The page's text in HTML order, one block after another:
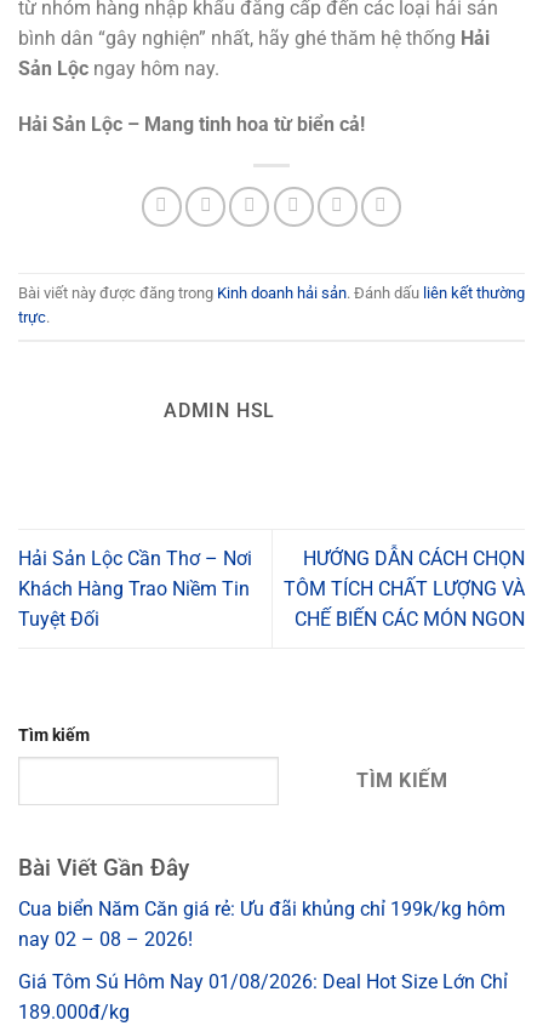
từ nhóm hàng nhập khẩu đẳng cấp đến các loại hải sản
bình dân “gây nghiện” nhất, hãy ghé thăm hệ thống Hải
Sản Lộc ngay hôm nay.
Hải Sản Lộc – Mang tinh hoa từ biển cả!
Bài viết này được đăng trong Kinh doanh hải sản. Đánh dấu liên kết thường
trực.
ADMIN HSL
Hải Sản Lộc Cần Thơ – Nơi
Khách Hàng Trao Niềm Tin
Tuyệt Đối
HƯỚNG DẪN CÁCH CHỌN
TÔM TÍCH CHẤT LƯỢNG VÀ
CHẾ BIẾN CÁC MÓN NGON
Tìm kiếm
TÌM KIẾM
Bài Viết Gần Đây
Cua biển Năm Căn giá rẻ: Ưu đãi khủng chỉ 199k/kg hôm
nay 02 – 08 – 2026!
Giá Tôm Sú Hôm Nay 01/08/2026: Deal Hot Size Lớn Chỉ
189.000đ/kg